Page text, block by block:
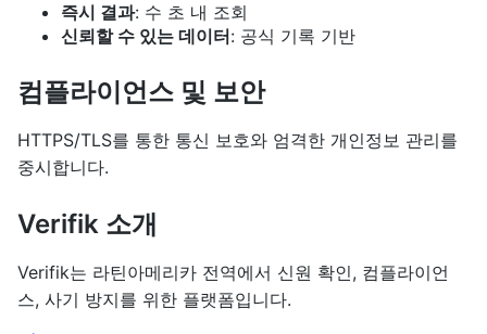
즉시 결과: 수 초 내 조회
신뢰할 수 있는 데이터: 공식 기록 기반
컴플라이언스 및 보안
HTTPS/TLS를 통한 통신 보호와 엄격한 개인정보 관리를
중시합니다.
Verifik 소개
Verifik는 라틴아메리카 전역에서 신원 확인, 컴플라이언
스, 사기 방지를 위한 플랫폼입니다.